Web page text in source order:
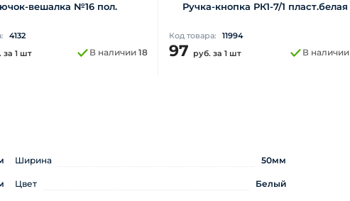
вешалка №16 пол.
4132
за 1 шт В наличии 18
Ручка-кнопка РК1-7/1 пласт.белая
Код товара: 11994
97 руб. за 1 шт В наличии
Ширина 50мм
Цвет Белый